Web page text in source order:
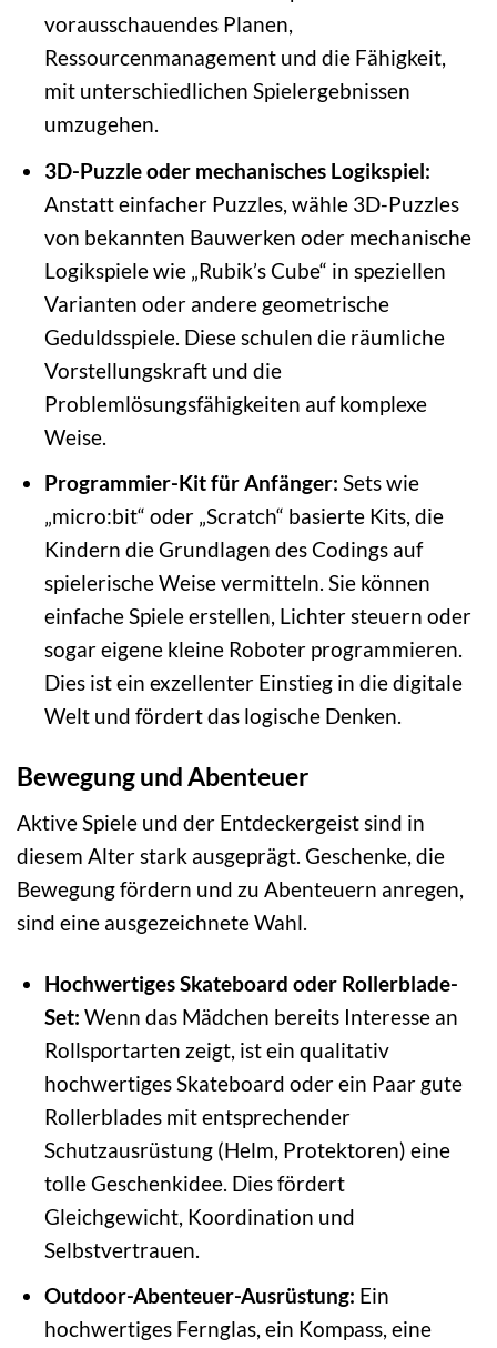
vorausschauendes Planen,
Ressourcenmanagement und die Fähigkeit,
mit unterschiedlichen Spielergebnissen
umzugehen.
3D-Puzzle oder mechanisches Logikspiel:
Anstatt einfacher Puzzles, wähle 3D-Puzzles
von bekannten Bauwerken oder mechanische
Logikspiele wie „Rubik’s Cube“ in speziellen
Varianten oder andere geometrische
Geduldsspiele. Diese schulen die räumliche
Vorstellungskraft und die
Problemlösungsfähigkeiten auf komplexe
Weise.
Programmier-Kit für Anfänger: Sets wie
„micro:bit“ oder „Scratch“ basierte Kits, die
Kindern die Grundlagen des Codings auf
spielerische Weise vermitteln. Sie können
einfache Spiele erstellen, Lichter steuern oder
sogar eigene kleine Roboter programmieren.
Dies ist ein exzellenter Einstieg in die digitale
Welt und fördert das logische Denken.
Bewegung und Abenteuer
Aktive Spiele und der Entdeckergeist sind in
diesem Alter stark ausgeprägt. Geschenke, die
Bewegung fördern und zu Abenteuern anregen,
sind eine ausgezeichnete Wahl.
Hochwertiges Skateboard oder Rollerblade-
Set: Wenn das Mädchen bereits Interesse an
Rollsportarten zeigt, ist ein qualitativ
hochwertiges Skateboard oder ein Paar gute
Rollerblades mit entsprechender
Schutzausrüstung (Helm, Protektoren) eine
tolle Geschenkidee. Dies fördert
Gleichgewicht, Koordination und
Selbstvertrauen.
Outdoor-Abenteuer-Ausrüstung: Ein
hochwertiges Fernglas, ein Kompass, eine